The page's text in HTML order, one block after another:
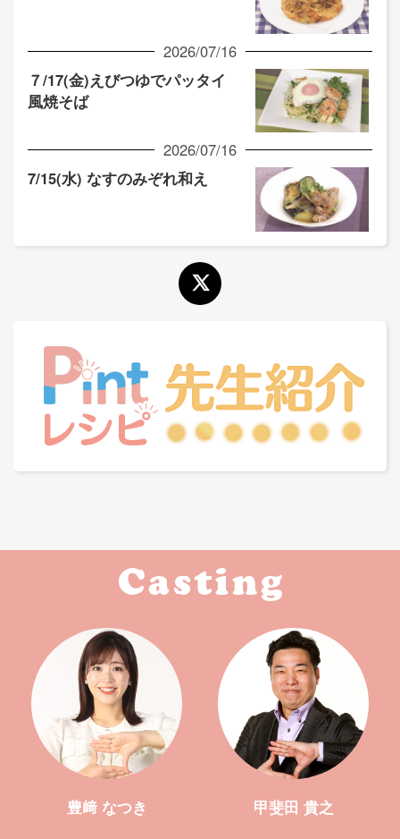
2026/07/16
７/17(金)えびつゆでパッタイ
風焼そば
2026/07/16
7/15(水) なすのみぞれ和え
豊﨑 なつき 甲斐田 貴之